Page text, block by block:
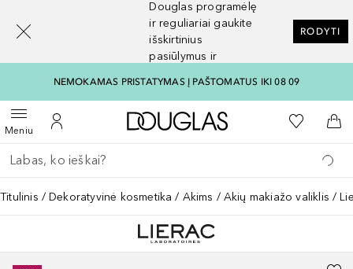
Douglas programėlę
ir reguliariai gaukite
išskirtinius
pasiūlymus ir
RODYTI
NEMOKAMAS PRISTATYMAS Į PAŠTOMATUS IKI 08 09
MeniuAtidaryti meniuĮ mano paskyrą
Į Douglas pagrindinį
Į mano
Į
Grįžk atgal
Vykdykite paiešką
Titulinis Dekoratyvinė kosmetika Akims Akių makiažo valiklis
[navigation.slideout.screenreader]